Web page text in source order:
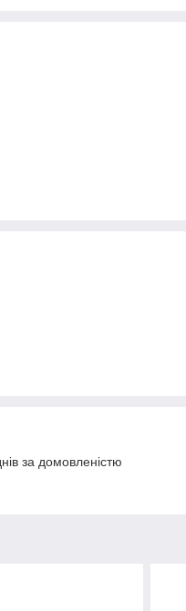
за домовленістю